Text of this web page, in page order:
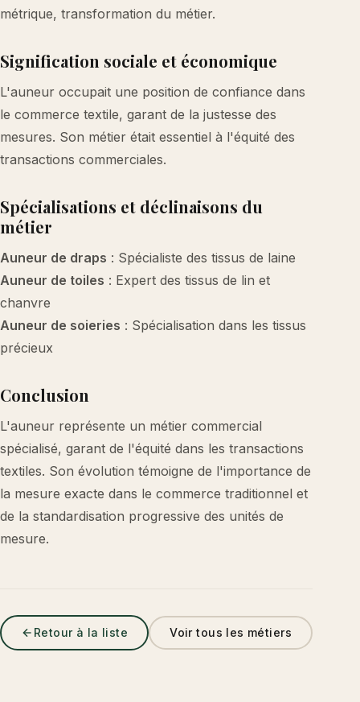
métrique, transformation du métier.
Signification sociale et économique
L'auneur occupait une position de confiance dans
le commerce textile, garant de la justesse des
mesures. Son métier était essentiel à l'équité des
transactions commerciales.
Spécialisations et déclinaisons du
métier
Auneur de draps : Spécialiste des tissus de laine
Auneur de toiles : Expert des tissus de lin et
chanvre
Auneur de soieries : Spécialisation dans les tissus
précieux
Conclusion
L'auneur représente un métier commercial
spécialisé, garant de l'équité dans les transactions
textiles. Son évolution témoigne de l'importance de
la mesure exacte dans le commerce traditionnel et
de la standardisation progressive des unités de
mesure.
Retour à la liste Voir tous les métiers